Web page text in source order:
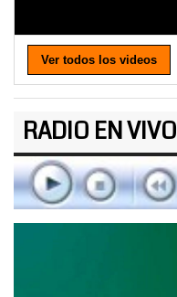
Ver todos los videos
RADIO EN VIVO